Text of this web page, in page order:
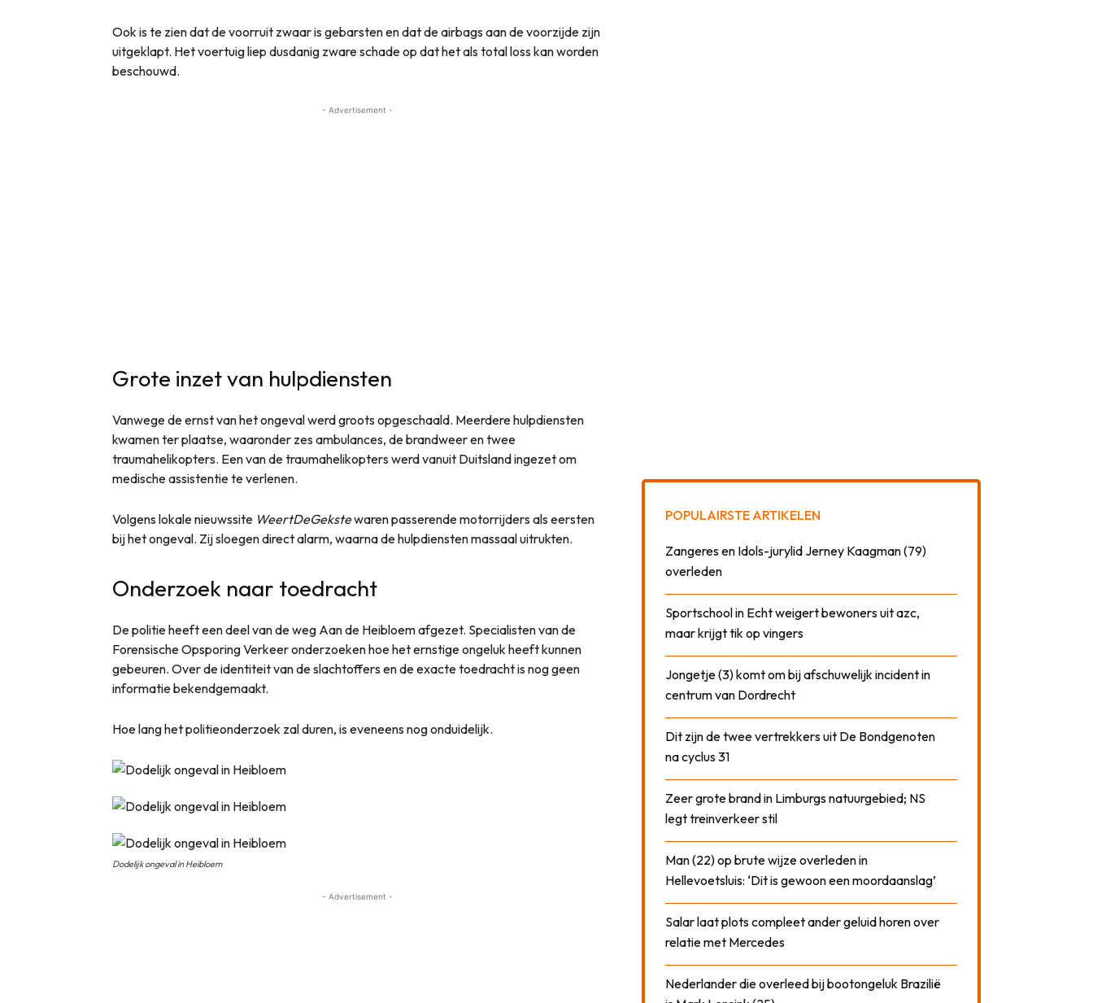
Ook is te zien dat de voorruit zwaar is gebarsten en dat de airbags aan de voorzijde zijn
uitgeklapt. Het voertuig liep dusdanig zware schade op dat het als total loss kan worden
beschouwd.
- Advertisement -
Grote inzet van hulpdiensten
Vanwege de ernst van het ongeval werd groots opgeschaald. Meerdere hulpdiensten
kwamen ter plaatse, waaronder zes ambulances, de brandweer en twee
traumahelikopters. Een van de traumahelikopters werd vanuit Duitsland ingezet om
medische assistentie te verlenen.
Volgens lokale nieuwssite WeertDeGekstewaren passerende motorrijders als eersten
bij het ongeval. Zij sloegen direct alarm, waarna de hulpdiensten massaal uitrukten.
Onderzoek naar toedracht
De politie heeft een deel van de weg Aan de Heibloem afgezet. Specialisten van de
Forensische Opsporing Verkeer onderzoeken hoe het ernstige ongeluk heeft kunnen
gebeuren. Over de identiteit van de slachtoffers en de exacte toedracht is nog geen
informatie bekendgemaakt.
Hoe lang het politieonderzoek zal duren, is eveneens nog onduidelijk.
Dodelijk ongeval in Heibloem
- Advertisement -
POPULAIRSTE ARTIKELEN
Zangeres en Idols-jurylid Jerney Kaagman (79)
overleden
Sportschool in Echt weigert bewoners uit azc,
maar krijgt tik op vingers
Jongetje (3) komt om bij afschuwelijk incident in
centrum van Dordrecht
Dit zijn de twee vertrekkers uit De Bondgenoten
na cyclus 31
Zeer grote brand in Limburgs natuurgebied; NS
legt treinverkeer stil
Man (22) op brute wijze overleden in
Hellevoetsluis: ‘Dit is gewoon een moordaanslag’
Salar laat plots compleet ander geluid horen over
relatie met Mercedes
Nederlander die overleed bij bootongeluk Brazilië